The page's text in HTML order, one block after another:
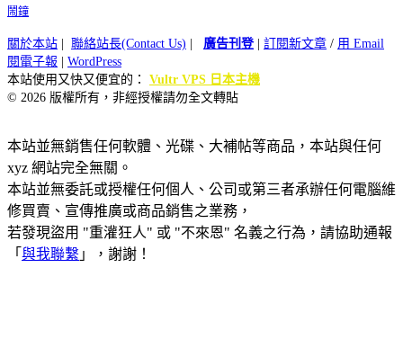
鬧鐘
關於本站 聯絡站長(Contact Us) 廣告刊登| 訂閱新文章 / 用 Email
閱電子報
WordPress
本站使用又快又便宜的： Vultr VPS 日本主機
© 2026 版權所有，非經授權請勿全文轉貼
本站並無銷售任何軟體、光碟、大補帖等商品，本站與任何
xyz 網站完全無關。
本站並無委託或授權任何個人、公司或第三者承辦任何電腦維
修買賣、宣傳推廣或商品銷售之業務，
若發現盜用 "重灌狂人" 或 "不來恩" 名義之行為，請協助通報
「 與我聯繫 」，謝謝！